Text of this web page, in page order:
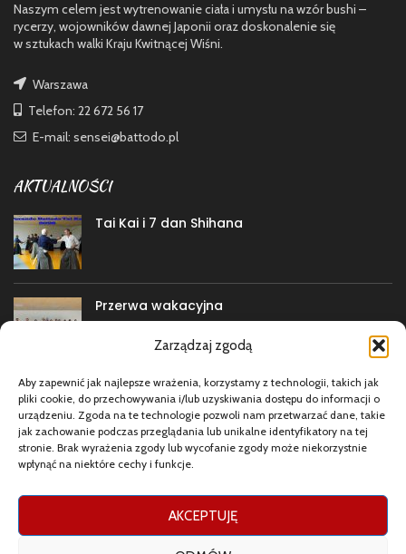
Zarządzaj zgodą
Aby zapewnić jak najlepsze wrażenia, korzystamy z technologii, takich jak
pliki cookie, do przechowywania i/lub uzyskiwania dostępu do informacji o
urządzeniu. Zgoda na te technologie pozwoli nam przetwarzać dane, takie
jak zachowanie podczas przeglądania lub unikalne identyfikatory na tej
stronie. Brak wyrażenia zgody lub wycofanie zgody może niekorzystnie
wpłynąć na niektóre cechy i funkcje.
AKCEPTUJĘ
Naszym celem jest wytrenowanie ciała i umysłu na wzór bushi –
rycerzy, wojowników dawnej Japonii oraz doskonalenie się
w sztukach walki Kraju Kwitnącej Wiśni.
Warszawa
Telefon: 22 672 56 17
E-mail: sensei@battodo.pl
AKTUALNOŚCI
Tai Kai i 7 dan Shihana
Przerwa wakacyjna
Porando Battodo Tai Kai
MEDIA